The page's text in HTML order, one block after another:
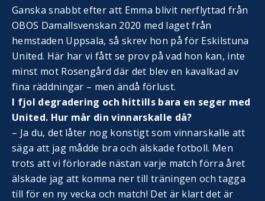
Ganska snabbt efter att Emma blivit nerflyttad från
OBOS Damallsvenskan 2020 med laget från
hemstaden Uppsala, så skrev hon på för Eskilstuna
United. Här har vi fått se prov på vad hon kan, inte
minst mot Rosengård där det blev en kavalkad av
fina räddningar – men ändå förlust.
I fjol degradering och hittills bara en seger med
United. Hur mår din vinnarskalle då?
– Ja du, det låter nog konstigt som vinnarskalle att
säga att jag mådde bra och älskade fotboll. Men
trots att vi förlorade nästan varje match förra året
älskade jag att komma ner till träningen och tagga
till för en ny vecka och match! Det är klart det är